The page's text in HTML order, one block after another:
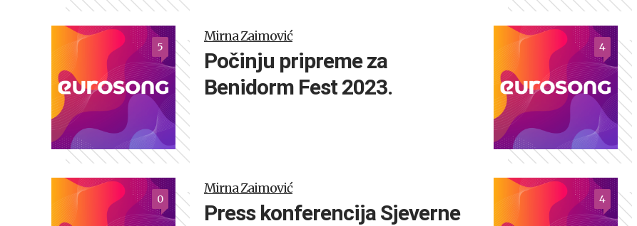
5
Mirna Zaimović
Počinju pripreme za
Benidorm Fest 2023.
4
0
Mirna Zaimović
Press konferencija Sjeverne
4